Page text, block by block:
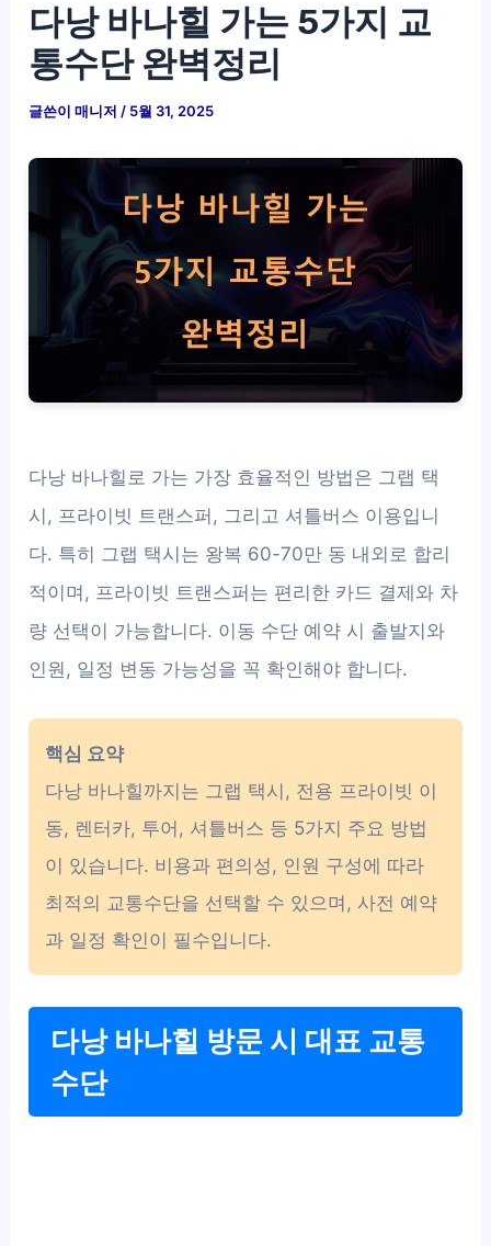
다낭 바나힐 가는 5가지 교
통수단 완벽정리
글쓴이매니저 / 5월 31, 2025
다낭 바나힐로 가는 가장 효율적인 방법은 그랩 택
시, 프라이빗 트랜스퍼, 그리고 셔틀버스 이용입니
다. 특히 그랩 택시는 왕복 60-70만 동 내외로 합리
적이며, 프라이빗 트랜스퍼는 편리한 카드 결제와 차
량 선택이 가능합니다. 이동 수단 예약 시 출발지와
인원, 일정 변동 가능성을 꼭 확인해야 합니다.
핵심 요약
다낭 바나힐까지는 그랩 택시, 전용 프라이빗 이
동, 렌터카, 투어, 셔틀버스 등 5가지 주요 방법
이 있습니다. 비용과 편의성, 인원 구성에 따라
최적의 교통수단을 선택할 수 있으며, 사전 예약
과 일정 확인이 필수입니다.
다낭 바나힐 방문 시 대표 교통
수단